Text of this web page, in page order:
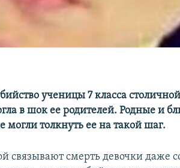
ученицы 7 класса
в шок ее родителей. Родные и
толкнуть ее на такой шаг.
связывают смерть девочки даже